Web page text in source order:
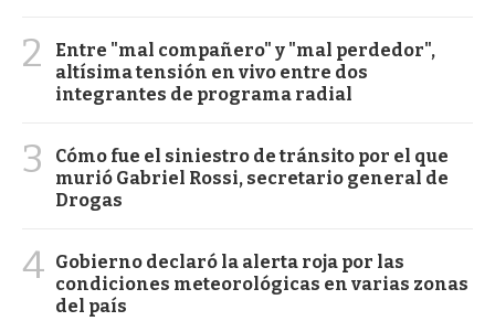
2
Entre "mal compañero" y "mal perdedor",
altísima tensión en vivo entre dos
integrantes de programa radial
3
Cómo fue el siniestro de tránsito por el que
murió Gabriel Rossi, secretario general de
Drogas
4 Gobierno declaró la alerta roja por las
condiciones meteorológicas en varias zonas
del país